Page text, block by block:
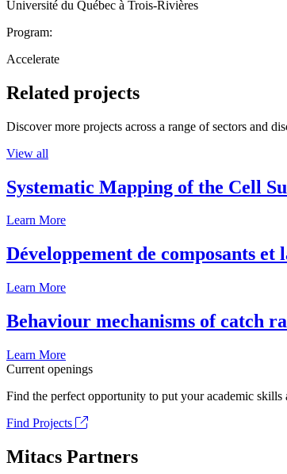
Université du Québec à Trois-Rivières
Program:
Accelerate
Related projects
Discover more projects across a range of sectors and
View all
Systematic Mapping of the Cell
Learn More
Développement de composants et
Learn More
Behaviour mechanisms of catch
Learn More
Current openings
Find the perfect opportunity to put your academic
Find Projects
Mitacs Partners